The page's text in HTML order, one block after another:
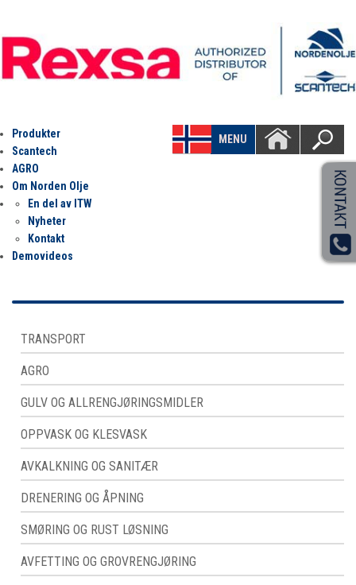
MENU
Produkter
Scantech
AGRO
Om Norden Olje
En del av ITW
Nyheter
Kontakt
Demovideos
TRANSPORT
AGRO
GULV OG ALLRENGJØRINGSMIDLER
OPPVASK OG KLESVASK
AVKALKNING OG SANITÆR
DRENERING OG ÅPNING
SMØRING OG RUST LØSNING
AVFETTING OG GROVRENGJØRING